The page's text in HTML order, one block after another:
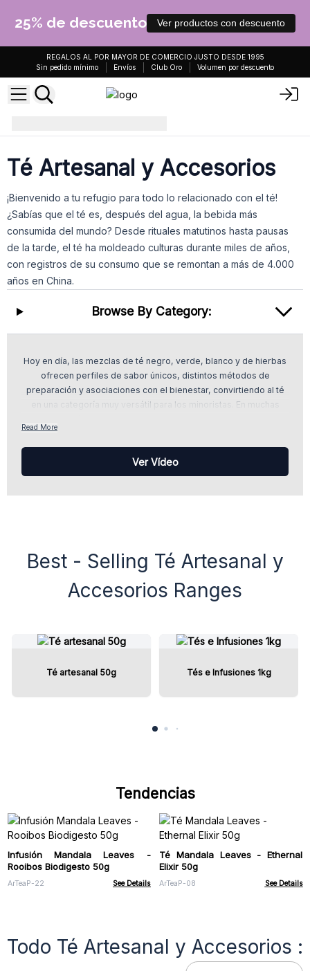
25% de descuento Ver productos con descuento
REGALOS AL POR MAYOR DE COMERCIO JUSTO DESDE 1995
Sin pedido mínimo
Envíos Club Oro Volumen por descuento
Té Artesanal y Accesorios
¡Bienvenido a tu refugio para todo lo relacionado con el té!
¿Sabías que el té es, después del agua, la bebida más
consumida del mundo? Desde rituales matutinos hasta pausas
de la tarde, el té ha moldeado culturas durante miles de años,
con registros de su consumo que se remontan a más de 4.000
años en China.
Browse By Category:
Hoy en día, las mezclas de té negro, verde, blanco y de hierbas
ofrecen perfiles de sabor únicos, distintos métodos de
preparación y asociaciones con el bienestar, convirtiendo al té
en una categoría muy versátil para los minoristas. En muchas
todo el mundo, ceremonias como los rituales japoneses del té o
las reuniones de té de menta en Marruecos muestran cómo el té
une a las personas.
Read More
Ver Vídeo
Best - Selling Té Artesanal y
Accesorios Ranges
Té artesanal 50g Tés e Infusiones 1kg
Tendencias
Infusión Mandala Leaves -
Rooibos Biodigesto 50g
ArTeaP-22 See Details
Té Mandala Leaves - Ethernal
Elixir 50g
ArTeaP-08 See Details
Todo Té Artesanal y Accesorios :